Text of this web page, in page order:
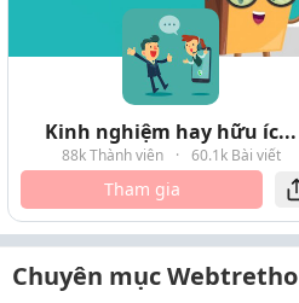
Kinh nghiệm hay hữu íc...
88k Thành viên · 60.1k Bài viết
Tham gia
Chuyên mục Webtretho